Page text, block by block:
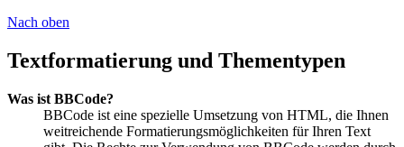
Nach oben
Textformatierung und Thementypen
Was ist BBCode?
BBCode ist eine spezielle Umsetzung von HTML, die Ihnen
weitreichende Formatierungsmöglichkeiten für Ihren Text